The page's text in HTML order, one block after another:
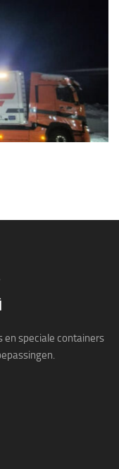
speciale containers